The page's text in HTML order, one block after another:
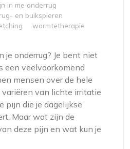
in me onderrug
rug- en buikspieren
warmtetherapie
je onderrug? Je bent niet
een veelvoorkomend
mensen over de hele
van lichte irritatie
pijn die je dagelijkse
Maar wat zijn de
deze pijn en wat kun je